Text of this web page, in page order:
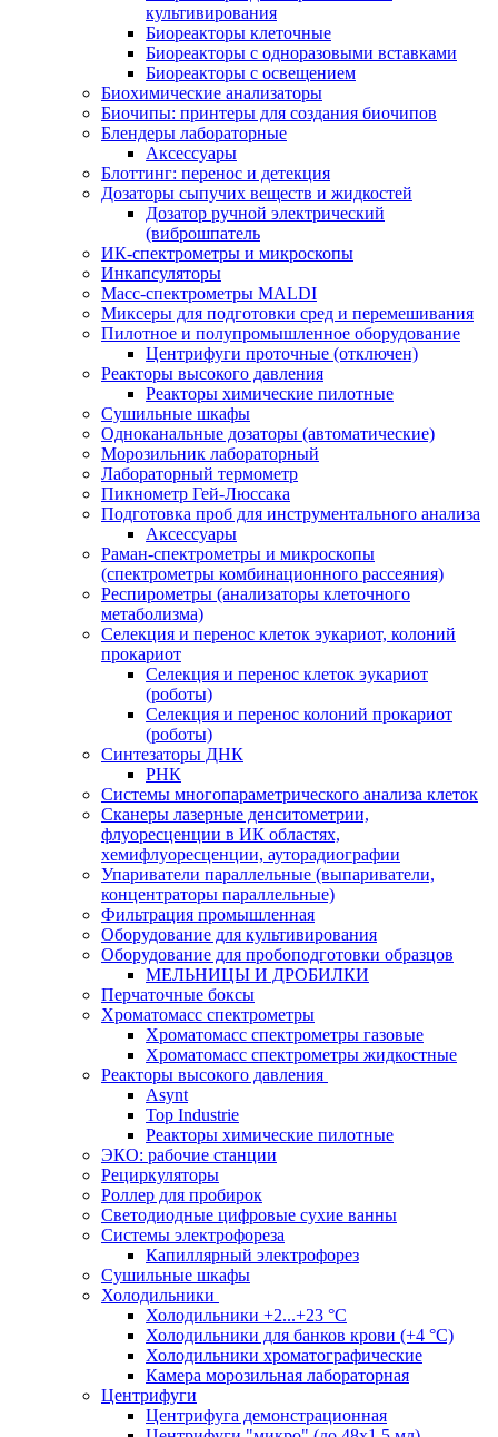
культивирования
Биореакторы клеточные
Биореакторы с одноразовыми вставками
Биореакторы с освещением
Биохимические анализаторы
Биочипы: принтеры для создания биочипов
Блендеры лабораторные
Аксессуары
Блоттинг: перенос и детекция
Дозаторы сыпучих веществ и жидкостей
Дозатор ручной электрический
(виброшпатель
ИК-спектрометры и микроскопы
Инкапсуляторы
Масс-спектрометры MALDI
Миксеры для подготовки сред и перемешивания
Пилотное и полупромышленное оборудование
Центрифуги проточные (отключен)
Реакторы высокого давления
Реакторы химические пилотные
Сушильные шкафы
Одноканальные дозаторы (автоматические)
Морозильник лабораторный
Лабораторный термометр
Пикнометр Гей-Люссака
Подготовка проб для инструментального анализа
Аксессуары
Раман-спектрометры и микроскопы
(спектрометры комбинационного рассеяния)
Респирометры (анализаторы клеточного
метаболизма)
Селекция и перенос клеток эукариот, колоний
прокариот
Селекция и перенос клеток эукариот
(роботы)
Селекция и перенос колоний прокариот
(роботы)
Синтезаторы ДНК
РНК
Системы многопараметрического анализа клеток
Сканеры лазерные денситометрии,
флуоресценции в ИК областях,
хемифлуоресценции, ауторадиографии
Упариватели параллельные (выпариватели,
концентраторы параллельные)
Фильтрация промышленная
Оборудование для культивирования
Оборудование для пробоподготовки образцов
МЕЛЬНИЦЫ И ДРОБИЛКИ
Перчаточные боксы
Хроматомасс спектрометры
Хроматомасс спектрометры газовые
Хроматомасс спектрометры жидкостные
Реакторы высокого давления
Asynt
Top Industrie
Реакторы химические пилотные
ЭКО: рабочие станции
Рециркуляторы
Роллер для пробирок
Светодиодные цифровые сухие ванны
Системы электрофореза
Капиллярный электрофорез
Сушильные шкафы
Холодильники
Холодильники +2...+23 °С
Холодильники для банков крови (+4 °С)
Холодильники хроматографические
Камера морозильная лабораторная
Центрифуги
Центрифуга демонстрационная